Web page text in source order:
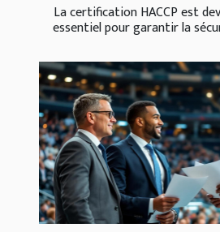
La certification HACCP est
essentiel pour garantir la